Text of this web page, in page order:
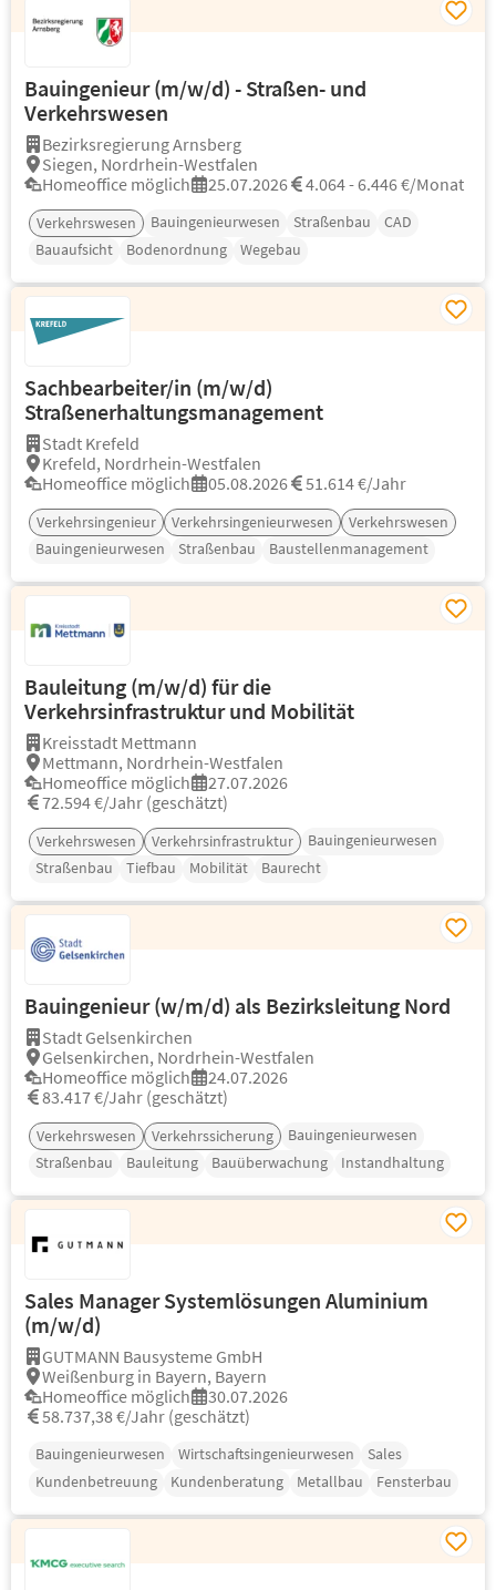
Bauingenieur (m/w/d) - Straßen- und
Verkehrswesen
Bezirksregierung Arnsberg
Siegen, Nordrhein-Westfalen
Homeoffice möglich
25.07.2026 4.064 - 6.446 €/Monat
Verkehrswesen Bauingenieurwesen Straßenbau
CAD
Bauaufsicht
Bodenordnung Wegebau
Sachbearbeiter/in (m/w/d)
Straßenerhaltungsmanagement
Stadt Krefeld
Krefeld, Nordrhein-Westfalen
Homeoffice möglich
05.08.2026 51.614 €/Jahr
Verkehrsingenieur Verkehrsingenieurwesen
Verkehrswesen
Bauingenieurwesen
Straßenbau Baustellenmanagement
Bauleitung (m/w/d) für die
Verkehrsinfrastruktur und Mobilität
Kreisstadt Mettmann
Mettmann, Nordrhein-Westfalen
Homeoffice möglich
27.07.2026
72.594 €/Jahr (geschätzt)
Verkehrswesen Verkehrsinfrastruktur
Bauingenieurwesen
Straßenbau
Tiefbau Mobilität Baurecht
Bauingenieur (w/m/d) als Bezirksleitung Nord
Stadt Gelsenkirchen
Gelsenkirchen, Nordrhein-Westfalen
Homeoffice möglich
24.07.2026
83.417 €/Jahr (geschätzt)
Verkehrswesen Verkehrssicherung
Bauingenieurwesen
Straßenbau
Bauleitung Bauüberwachung Instandhaltung
Sales Manager Systemlösungen Aluminium
(m/w/d)
GUTMANN Bausysteme GmbH
Weißenburg in Bayern, Bayern
Homeoffice möglich
30.07.2026
58.737,38 €/Jahr (geschätzt)
Bauingenieurwesen Wirtschaftsingenieurwesen
Sales
Kundenbetreuung
Kundenberatung Metallbau Fensterbau